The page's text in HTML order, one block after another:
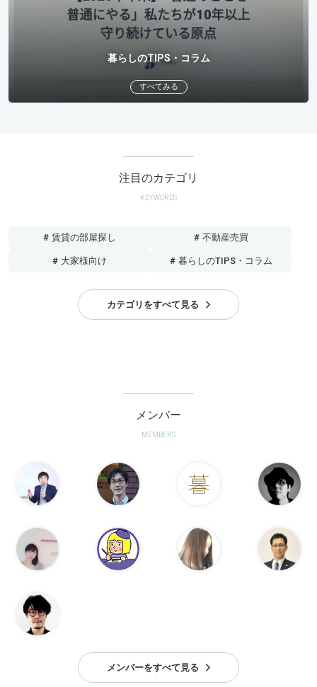
暮らしのTIPS・コラム
すべてみる
注目のカテゴリ
KEYWORDS
# 賃貸の部屋探し # 不動産売買
# 大家様向け # 暮らしのTIPS・コラム
カテゴリをすべて見る
メンバー
MEMBERS
メンバーをすべて見る